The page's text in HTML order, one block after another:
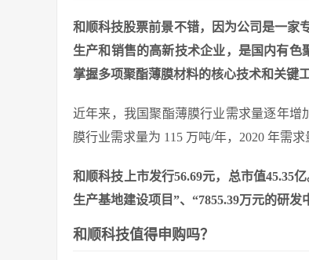
和顺科技股票前景不错，因为公司是一家
生产和销售的高新技术企业，是国内有色
掌握多项聚酯薄膜材料的核心技术和关键工
近年来，我国聚酯薄膜行业需求量逐年增
膜行业需求量为 115 万吨/年，2020 年需求
和顺科技上市发行56.69元，总市值45.35
生产基地建设项目”、“7855.39万元的研发
和顺科技值得申购吗？